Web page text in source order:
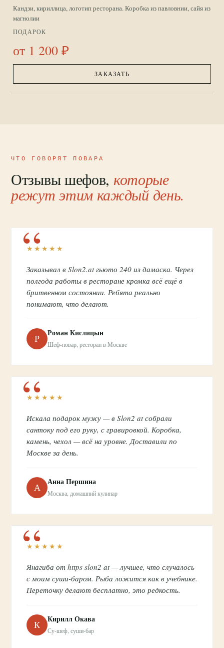
Кандзи, кириллица, логотип ресторана. Коробка из павловнии, сайя из
магнолии
ПОДАРОК
от 1 200 ₽
ЗАКАЗАТЬ
ЧТО ГОВОРЯТ ПОВАРА
Отзывы шефов, которые
режут этим каждый день.
★★★★★
Заказывал в Slon2.at гьюто 240 из дамаска. Через
полгода работы в ресторане кромка всё ещё в
бритвенном состоянии. Ребята реально
понимают, что делают.
Р Роман Кислицын
Шеф-повар, ресторан в Москве
★★★★★
Искала подарок мужу — в Slon2 at собрали
сантоку под его руку, с гравировкой. Коробка,
камень, чехол — всё на уровне. Доставили по
Москве за день.
А Анна Першина
Москва, домашний кулинар
★★★★★
Янагиба от https slon2 at — лучшее, что случалось
с моим суши-баром. Рыба ложится как в учебнике.
Переточку делают бесплатно, это редкость.
К Кирилл Окава
Су-шеф, суши-бар